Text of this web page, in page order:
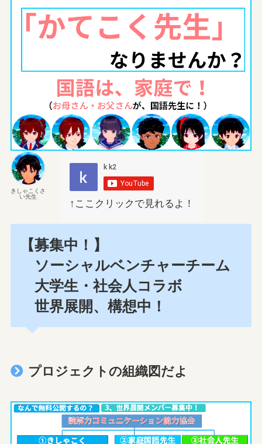
きしゃこくさ
い先生
↑ここクリックで見れるよ！
【募集中！】
ソーシャルベンチャーチーム
大学生・社会人コラボ
世界展開、構想中！
プロジェクトの組織図だよ